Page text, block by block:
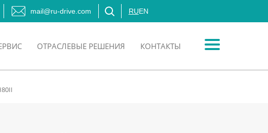
mail@ru-drive.com RUEN
ОТРАСЛЕВЫЕ РЕШЕНИЯ КОНТАКТЫ